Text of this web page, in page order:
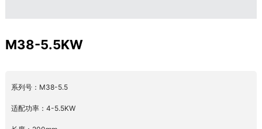
M38-5.5KW
系列号：M38-5.5
适配功率：4-5.5KW